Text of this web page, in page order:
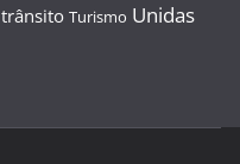
trânsito Turismo Unidas